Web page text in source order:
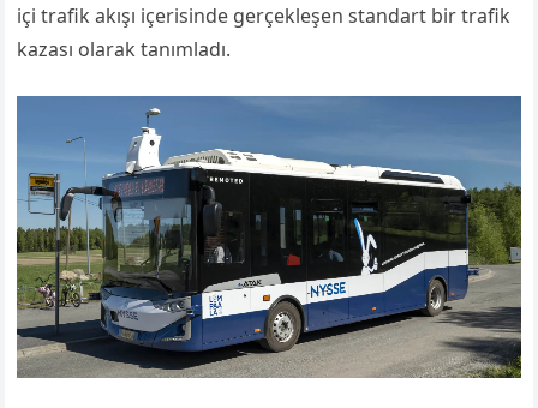
içi trafik akışı içerisinde gerçekleşen standart bir trafik
kazası olarak tanımladı.